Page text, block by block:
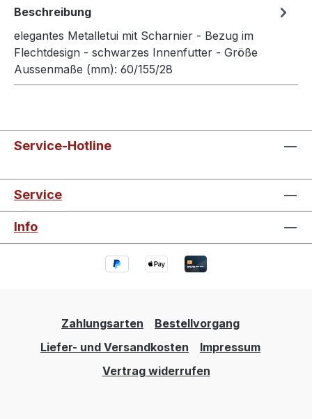
Beschreibung
elegantes Metalletui mit Scharnier - Bezug im
Flechtdesign - schwarzes Innenfutter - Größe
Aussenmaße (mm): 60/155/28
Service-Hotline
Service
Info
Zahlungsarten
Bestellvorgang
Liefer- und Versandkosten
Impressum
Vertrag widerrufen